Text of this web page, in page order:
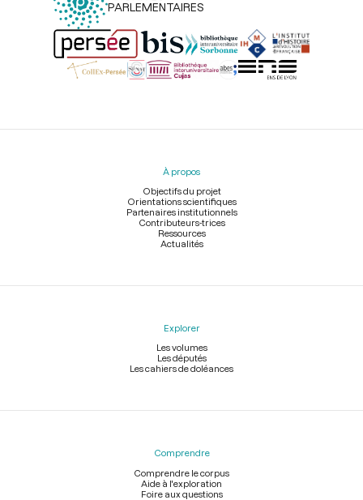
PARLEMENTAIRES
Menu
À propos
Objectifs du projet
Orientations scientifiques
Partenaires institutionnels
Contributeurs-trices
Ressources
Actualités
Explorer
Les volumes
Les députés
Les cahiers de doléances
Comprendre
Comprendre le corpus
Aide à l'exploration
Foire aux questions